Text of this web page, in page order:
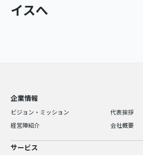
イスへ
企業情報
ビジョン・ミッション
代表挨拶
経営陣紹介
会社概要
サービス